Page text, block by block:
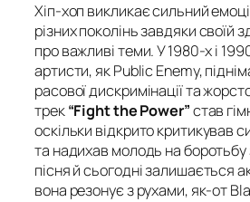
Хіп-хоп викликає сильний
різних поколінь завдяки своїй
про важливі теми. У 1980-х і
артисти, як Public Enemy,
расової дискримінації та
трек“Fight the Power”став
оскільки відкрито критикував
та надихав молодь на боротьбу
пісня й сьогодні залишається
вона резонує з рухами, як-от